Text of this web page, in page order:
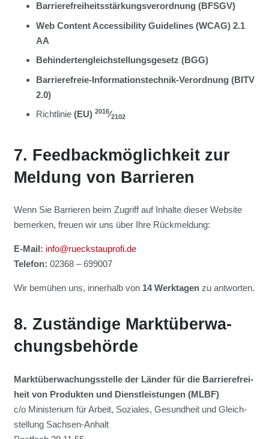
Bar­rie­re­frei­heits­stär­kungs­ver­ord­nung (BFSGV)
Web Con­tent Acces­si­bi­li­ty Gui­de­lines (WCAG) 2.1
AA
Behin­der­ten­gleich­stel­lungs­ge­setz (BGG)
Bar­rie­re­freie-Infor­ma­ti­ons­tech­nik-Ver­ord­nung (BITV
2.0)
Richt­li­nie (EU) 2016⁄2102
7. Feed­back­mög­lich­keit zur
Mel­dung von Bar­rie­ren
Wenn Sie Bar­rie­ren beim Zugriff auf Inhal­te die­ser Web­site
bemer­ken, freu­en wir uns über Ihre Rück­mel­dung:
E‑Mail: info@rueckstauprofi.de
Tele­fon: 02368 – 699007
Wir bemü­hen uns, inner­halb von 14 Werk­ta­genzu ant­wor­ten.
8. Zustän­di­ge Markt­über­wa­
chungs­be­hör­de
Markt­über­wa­chungs­stel­le der Län­der für die Bar­rie­re­frei­
heit von Pro­duk­ten und Dienst­leis­tun­gen (MLBF)
c/o Minis­te­ri­um für Arbeit, Sozia­les, Gesund­heit und Gleich­
stel­lung Sach­sen-Anhalt